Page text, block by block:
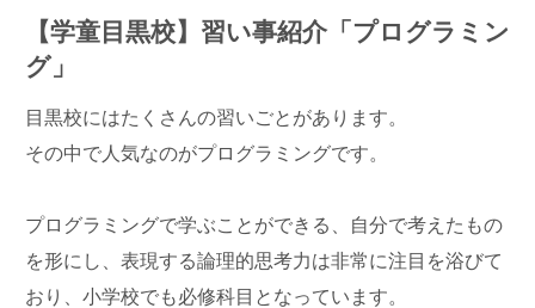
【学童目黒校】習い事紹介「プログラミン
グ」
目黒校にはたくさんの習いごとがあります。
その中で人気なのがプログラミングです。
プログラミングで学ぶことができる、自分で考えたもの
を形にし、表現する論理的思考力は非常に注目を浴びて
おり、小学校でも必修科目となっています。